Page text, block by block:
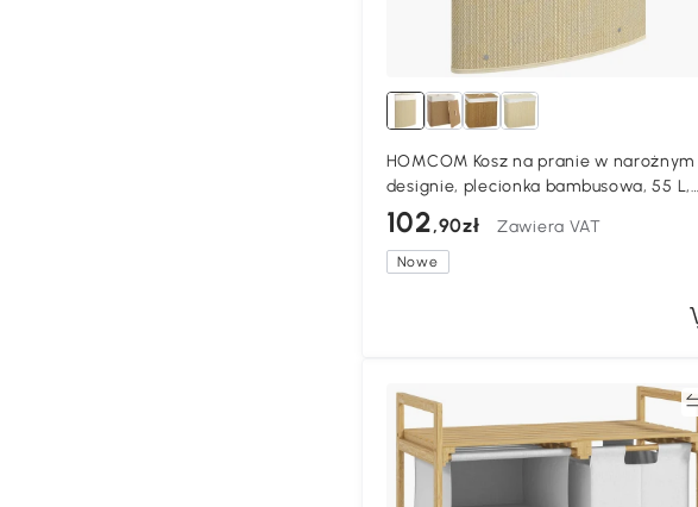
HOMCOM Kosz na pranie w narożnym
designie, plecionka bambusowa, 55 L,
worek materiałowy, metalowy stelaż,
kremowy
102,90zł Zawiera VAT
Nowe
Porównywać